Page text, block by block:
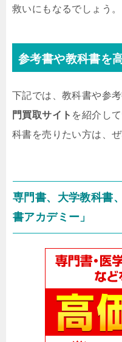
救いにもなるでしょう。
参考書や教科書を
下記では、教科書や参考
門買取サイト を紹介し
科書を売りたい方は、
専門書、大学教科書
書アカデミー」